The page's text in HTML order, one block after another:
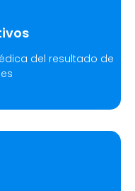
del resultado de